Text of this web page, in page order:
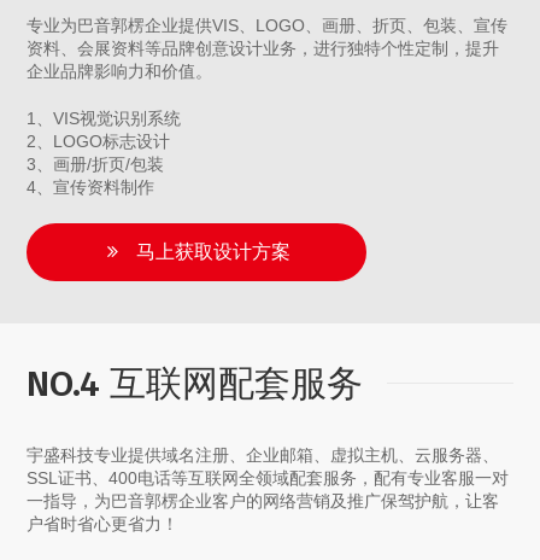
专业为巴音郭楞企业提供VIS、LOGO、画册、折页、包装、宣传
资料、会展资料等品牌创意设计业务，进行独特个性定制，提升
企业品牌影响力和价值。
1、VIS视觉识别系统
2、LOGO标志设计
3、画册/折页/包装
4、宣传资料制作
马上获取设计方案
NO.4 互联网配套服务
宇盛科技专业提供域名注册、企业邮箱、虚拟主机、云服务器、
SSL证书、400电话等互联网全领域配套服务，配有专业客服一对
一指导，为巴音郭楞企业客户的网络营销及推广保驾护航，让客
户省时省心更省力！